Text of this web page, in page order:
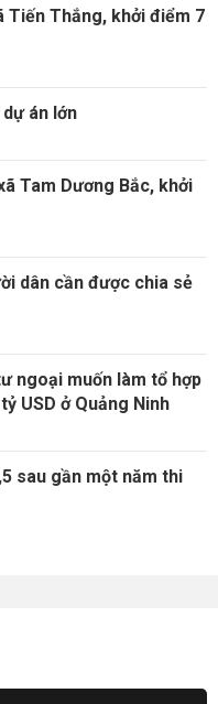
Tiến Thắng, khởi điểm 7
án lớn
Tam Dương Bắc, khởi
dân cần được chia sẻ
ngoại muốn làm tổ hợp
USD ở Quảng Ninh
sau gần một năm thi